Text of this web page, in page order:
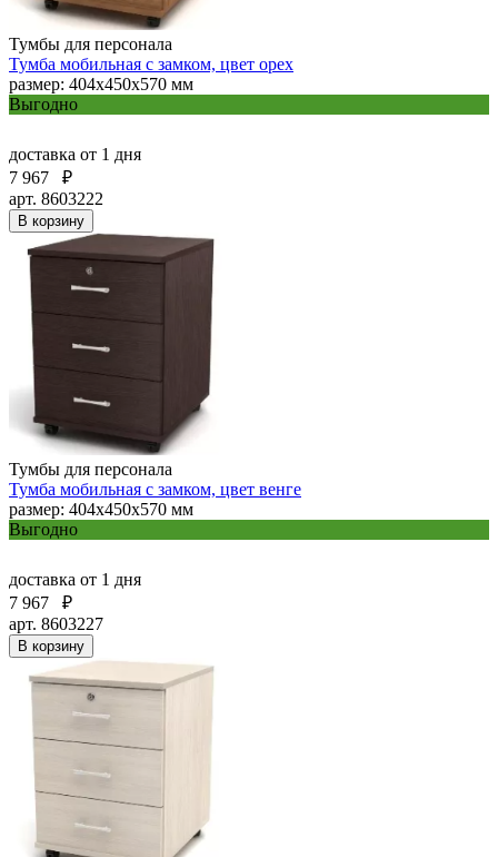
Тумбы для персонала
Тумба мобильная с замком, цвет орех
размер: 404х450х570 мм
Выгодно
доставка от 1 дня
7 967
₽
арт. 8603222
В корзину
Тумбы для персонала
Тумба мобильная с замком, цвет венге
размер: 404х450х570 мм
Выгодно
доставка от 1 дня
7 967
₽
арт. 8603227
В корзину